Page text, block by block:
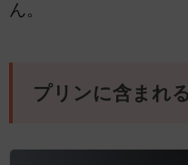
ん。
プリンに含まれ